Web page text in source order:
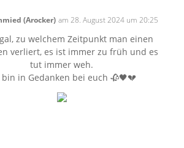
(Arocker) am 28. August 2024 um 20:25
zu welchem Zeitpunkt man einen
verliert, es ist immer zu früh und es
tut immer weh.
bin in Gedanken bei euch 🥀🖤💔